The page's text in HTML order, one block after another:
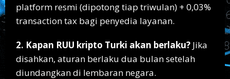
platform resmi (dipotong tiap triwulan) + 0,03%
transaction tax bagi penyedia layanan.
2. Kapan RUU kripto Turki akan berlaku? Jika
disahkan, aturan berlaku dua bulan setelah
diundangkan di lembaran negara.